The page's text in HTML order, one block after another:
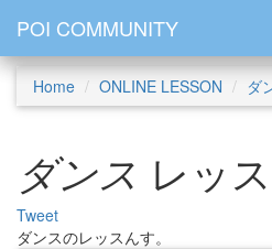
POI COMMUNITY
Home ONLINE LESSON ダ
ダンス レッ
Tweet
ダンスのレッスんす。